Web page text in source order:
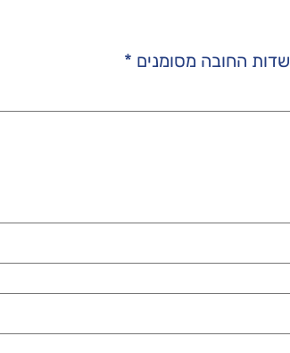
שדות החובה מסומנים *